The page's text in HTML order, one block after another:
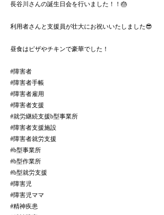
長谷川さんの誕生日会を行いました！！🎂
利用者さんと支援員が壮大にお祝いいたしました😎
昼食はピザやチキンで豪華でした！
#障害者
#障害者手帳
#障害者雇用
#障害者支援
#就労継続支援b型事業所
#障害者支援施設
#障害者就労支援
#b型事業所
#b型作業所
#b型就労支援
#障害児
#障害児ママ
#精神疾患